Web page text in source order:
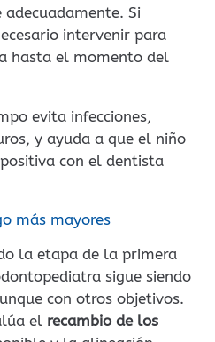
Si
intervenir para
hasta el momento del
evita infecciones,
y ayuda a que el niño
con el dentista
más mayores
la etapa de la primera
sigue siendo
con otros objetivos.
el recambio de los